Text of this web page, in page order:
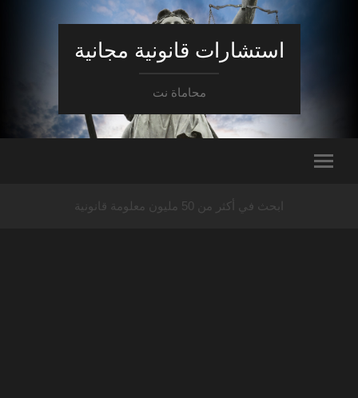
استشارات قانونية مجانية
محاماة نت
ابحث في أكثر من 50 مليون معلومة قانونية